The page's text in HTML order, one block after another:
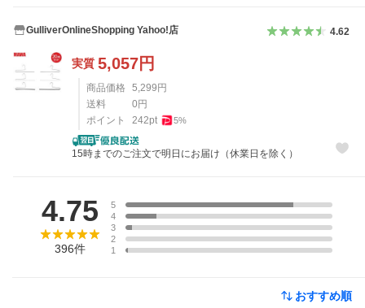
GulliverOnlineShopping Yahoo!店 4.62
実質 5,057円
商品価格 5,299円
送料
0円
ポイント
242pt 5%
15時までのご注文で明日にお届け（休業日を除く）
4.75
396件
5
4
3
2
1
おすすめ順